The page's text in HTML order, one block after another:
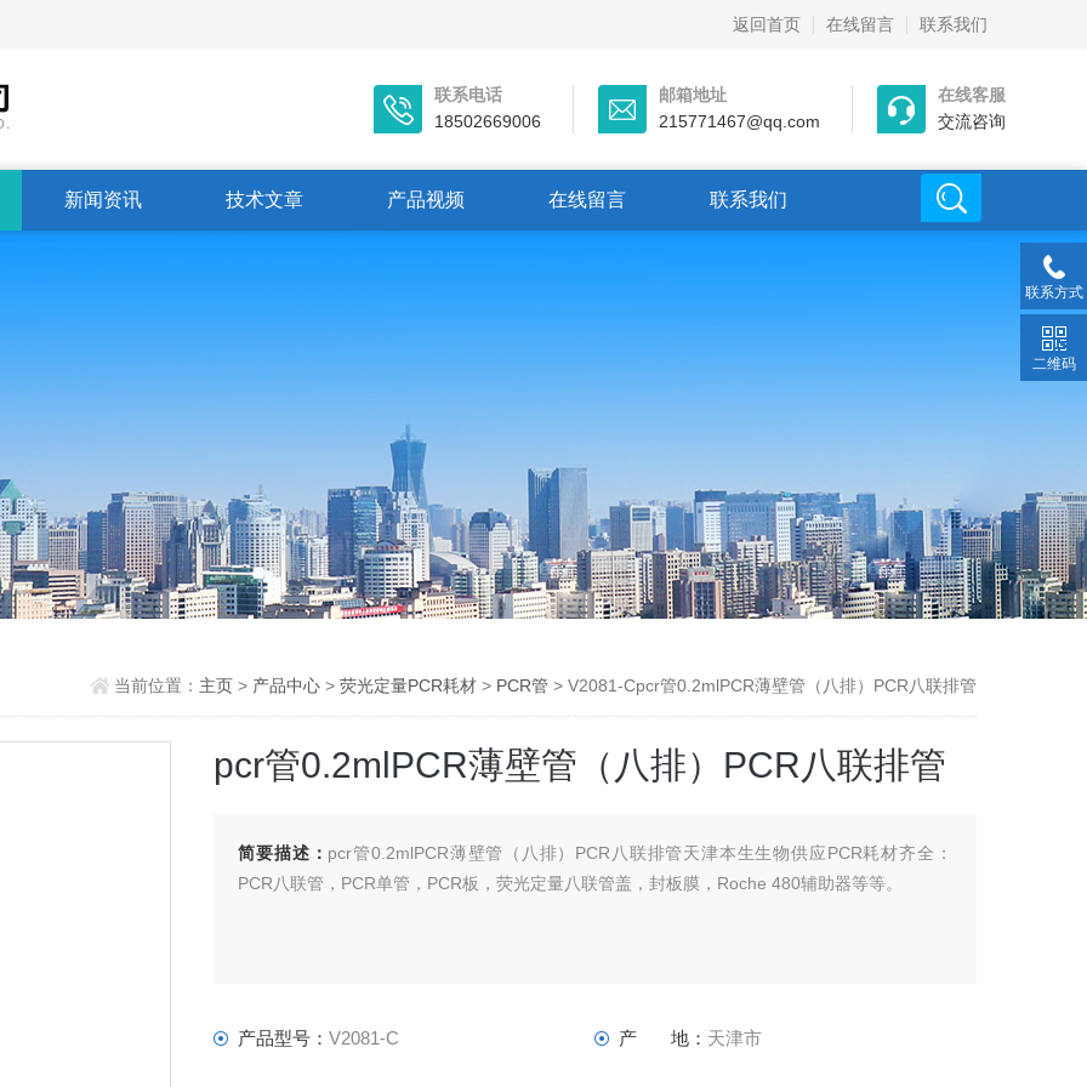
返回首页 在线留言 联系我们
联系电话
18502669006
邮箱地址
215771467@qq.com
在线客服
交流咨询
新闻资讯 技术文章 产品视频 在线留言 联系我们
当前位置： 主页 > 产品中心> 荧光定量PCR耗材> PCR管 > V2081-Cpcr管0.2mlPCR薄壁管（八排）PCR八联排管
pcr管0.2mlPCR薄壁管（八排）PCR八联排管
简要描述： pcr管0.2mlPCR薄壁管（八排）PCR八联排管天津本生生物供应PCR耗材齐全：
PCR八联管，PCR单管，PCR板，荧光定量八联管盖，封板膜，Roche 480辅助器等等。
产品型号：V2081-C 产 地： 天津市
联系方式
二维码